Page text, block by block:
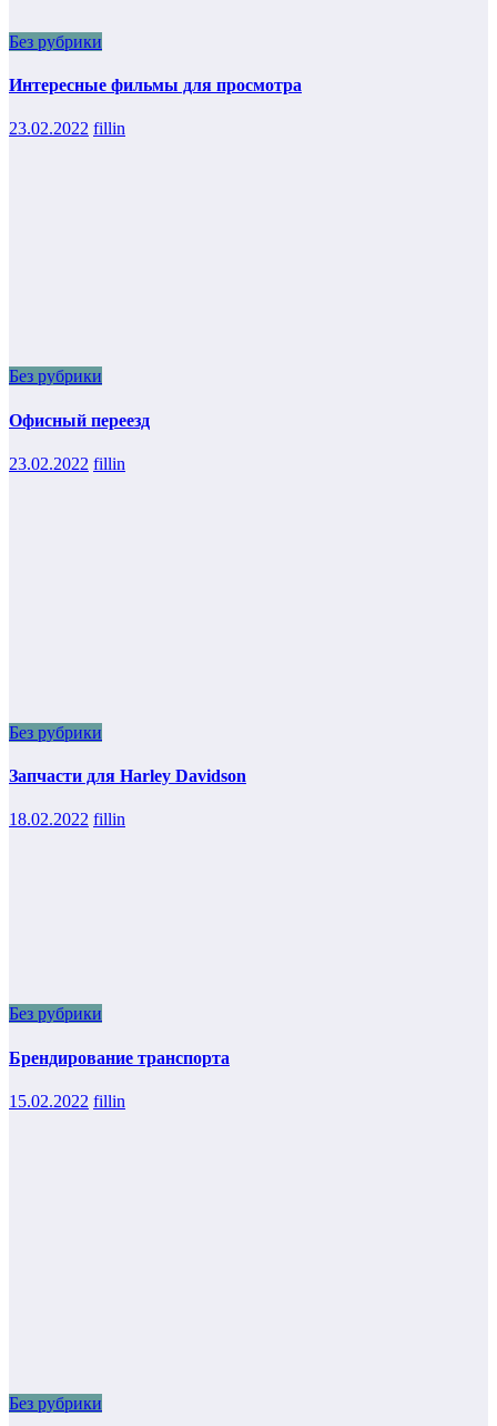
Без рубрики
Интересные фильмы для просмотра
23.02.2022 fillin
Без рубрики
Офисный переезд
23.02.2022 fillin
Без рубрики
Запчасти для Harley Davidson
18.02.2022 fillin
Без рубрики
Брендирование транспорта
15.02.2022 fillin
Без рубрики